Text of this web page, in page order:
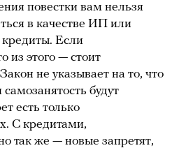
повестки вам нельзя
в качестве ИП или
кредиты. Если
из этого — стоит
не указывает на то, что
будут
есть только
С кредитами,
так же — новые запретят,